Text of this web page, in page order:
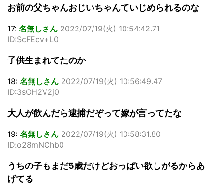
お前の父ちゃんおじいちゃんていじめられるのな
17: 名無しさん 2022/07/19(火) 10:54:42.71
ID:ScFEcv+L0
子供生まれてたのか
18: 名無しさん 2022/07/19(火) 10:56:49.47
ID:3sOH2V2j0
大人が飲んだら逮捕だぞって嫁が言ってたな
19: 名無しさん 2022/07/19(火) 10:58:31.80
ID:o28mNChb0
うちの子もまだ5歳だけどおっぱい欲しがるからあ
げてる